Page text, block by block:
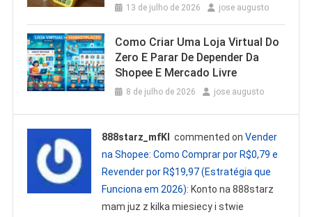
13 de julho de 2026 jose augusto
Como Criar Uma Loja Virtual Do
Zero E Parar De Depender Da
Shopee E Mercado Livre
8 de julho de 2026 jose augusto
888starz_mfKl commented onVender
na Shopee: Como Comprar por R$0,79 e
Revender por R$19,97 (Estratégia que
Funciona em 2026): Konto na 888starz
mam juz z kilka miesiecy i stwie